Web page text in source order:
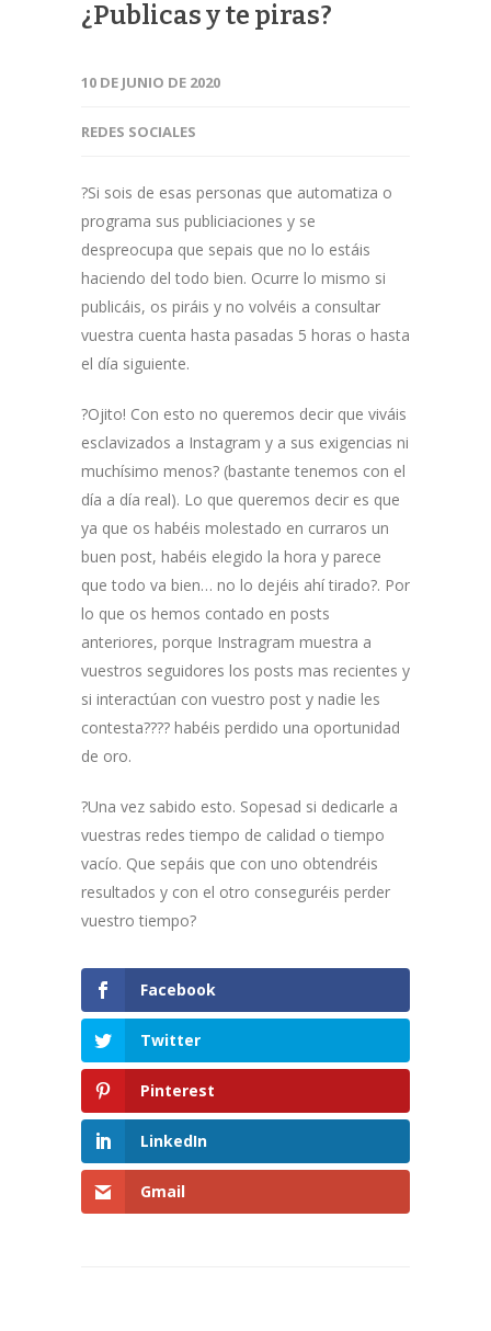
¿Publicas y te piras?
10 DE JUNIO DE 2020
REDES SOCIALES
?Si sois de esas personas que automatiza o
programa sus publiciaciones y se
despreocupa que sepais que no lo estáis
haciendo del todo bien. Ocurre lo mismo si
publicáis, os piráis y no volvéis a consultar
vuestra cuenta hasta pasadas 5 horas o hasta
el día siguiente.
?Ojito! Con esto no queremos decir que viváis
esclavizados a Instagram y a sus exigencias ni
muchísimo menos? (bastante tenemos con el
día a día real). Lo que queremos decir es que
ya que os habéis molestado en curraros un
buen post, habéis elegido la hora y parece
que todo va bien… no lo dejéis ahí tirado?. Por
lo que os hemos contado en posts
anteriores, porque Instragram muestra a
vuestros seguidores los posts mas recientes y
si interactúan con vuestro post y nadie les
contesta???? habéis perdido una oportunidad
de oro.
?Una vez sabido esto. Sopesad si dedicarle a
vuestras redes tiempo de calidad o tiempo
vacío. Que sepáis que con uno obtendréis
resultados y con el otro conseguréis perder
vuestro tiempo?
Facebook
Twitter
Pinterest
LinkedIn
Gmail